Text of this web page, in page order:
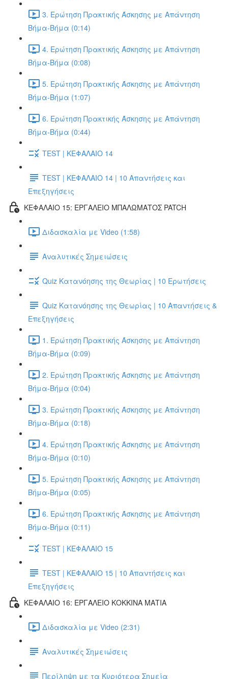
3. Ερώτηση Πρακτικής Άσκησης με Απάντηση
Βήμα-Βήμα (0:14)
4. Ερώτηση Πρακτικής Άσκησης με Απάντηση
Βήμα-Βήμα (0:08)
5. Ερώτηση Πρακτικής Άσκησης με Απάντηση
Βήμα-Βήμα (1:07)
6. Ερώτηση Πρακτικής Άσκησης με Απάντηση
Βήμα-Βήμα (0:44)
TEST | ΚΕΦΑΛΑΙΟ 14
TEST | ΚΕΦΑΛΑΙΟ 14 | 10 Απαντήσεις και
Επεξηγήσεις
ΚΕΦΑΛΑΙΟ 15: ΕΡΓΑΛΕΙΟ ΜΠΑΛΩΜΑΤΟΣ PATCH
Διδασκαλία με Video (1:58)
Αναλυτικές Σημειώσεις
Quiz Κατανόησης της Θεωρίας | 10 Ερωτήσεις
Quiz Κατανόησης της Θεωρίας | 10 Απαντήσεις &
Επεξηγήσεις
1. Ερώτηση Πρακτικής Άσκησης με Απάντηση
Βήμα-Βήμα (0:09)
2. Ερώτηση Πρακτικής Άσκησης με Απάντηση
Βήμα-Βήμα (0:04)
3. Ερώτηση Πρακτικής Άσκησης με Απάντηση
Βήμα-Βήμα (0:18)
4. Ερώτηση Πρακτικής Άσκησης με Απάντηση
Βήμα-Βήμα (0:10)
5. Ερώτηση Πρακτικής Άσκησης με Απάντηση
Βήμα-Βήμα (0:05)
6. Ερώτηση Πρακτικής Άσκησης με Απάντηση
Βήμα-Βήμα (0:11)
TEST | ΚΕΦΑΛΑΙΟ 15
TEST | ΚΕΦΑΛΑΙΟ 15 | 10 Απαντήσεις και
Επεξηγήσεις
ΚΕΦΑΛΑΙΟ 16: ΕΡΓΑΛΕΙΟ ΚΟΚΚΙΝΑ ΜΑΤΙΑ
Διδασκαλία με Video (2:31)
Αναλυτικές Σημειώσεις
Περίληψη με τα Κυριότερα Σημεία